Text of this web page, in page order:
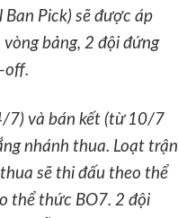
Ban Pick) sẽ được áp
bảng, 2 đội đứng
off.
7) và bán kết (từ 10/7
nhánh thua. Loạt trận
sẽ thi đấu theo thể
thể thức BO7. 2 đội